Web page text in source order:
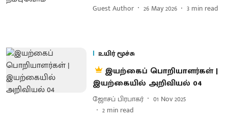
Guest Author 26 May 2026 3 min read
உயிர் மூச்சு
இயற்கைப் பொறியாளர்கள் |
இயற்கையில் அறிவியல் 04
ஜோசப் பிரபாகர்
01 Nov 2025
2 min read